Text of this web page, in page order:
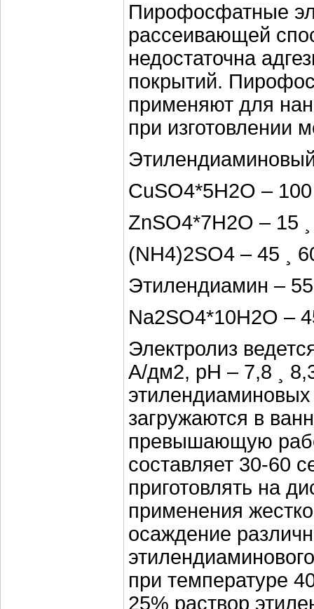
Пирофосфатные
рассеивающей
недостаточна
покрытий.
применяют для
при изготовлении
CuSO4*5H2O – 100
ZnSO4*7H2O – 15
(NH4)2SO4 – 45 ¸
Этилендиамин – 55
Na2SO4*10H2O –
Электролиз
А/дм2, рН – 7,8 ¸
этилендиаминовых
загружаются в
превышающую
составляет 30-60
приготовлять на
применения
осаждение
при температуре
25% раствор